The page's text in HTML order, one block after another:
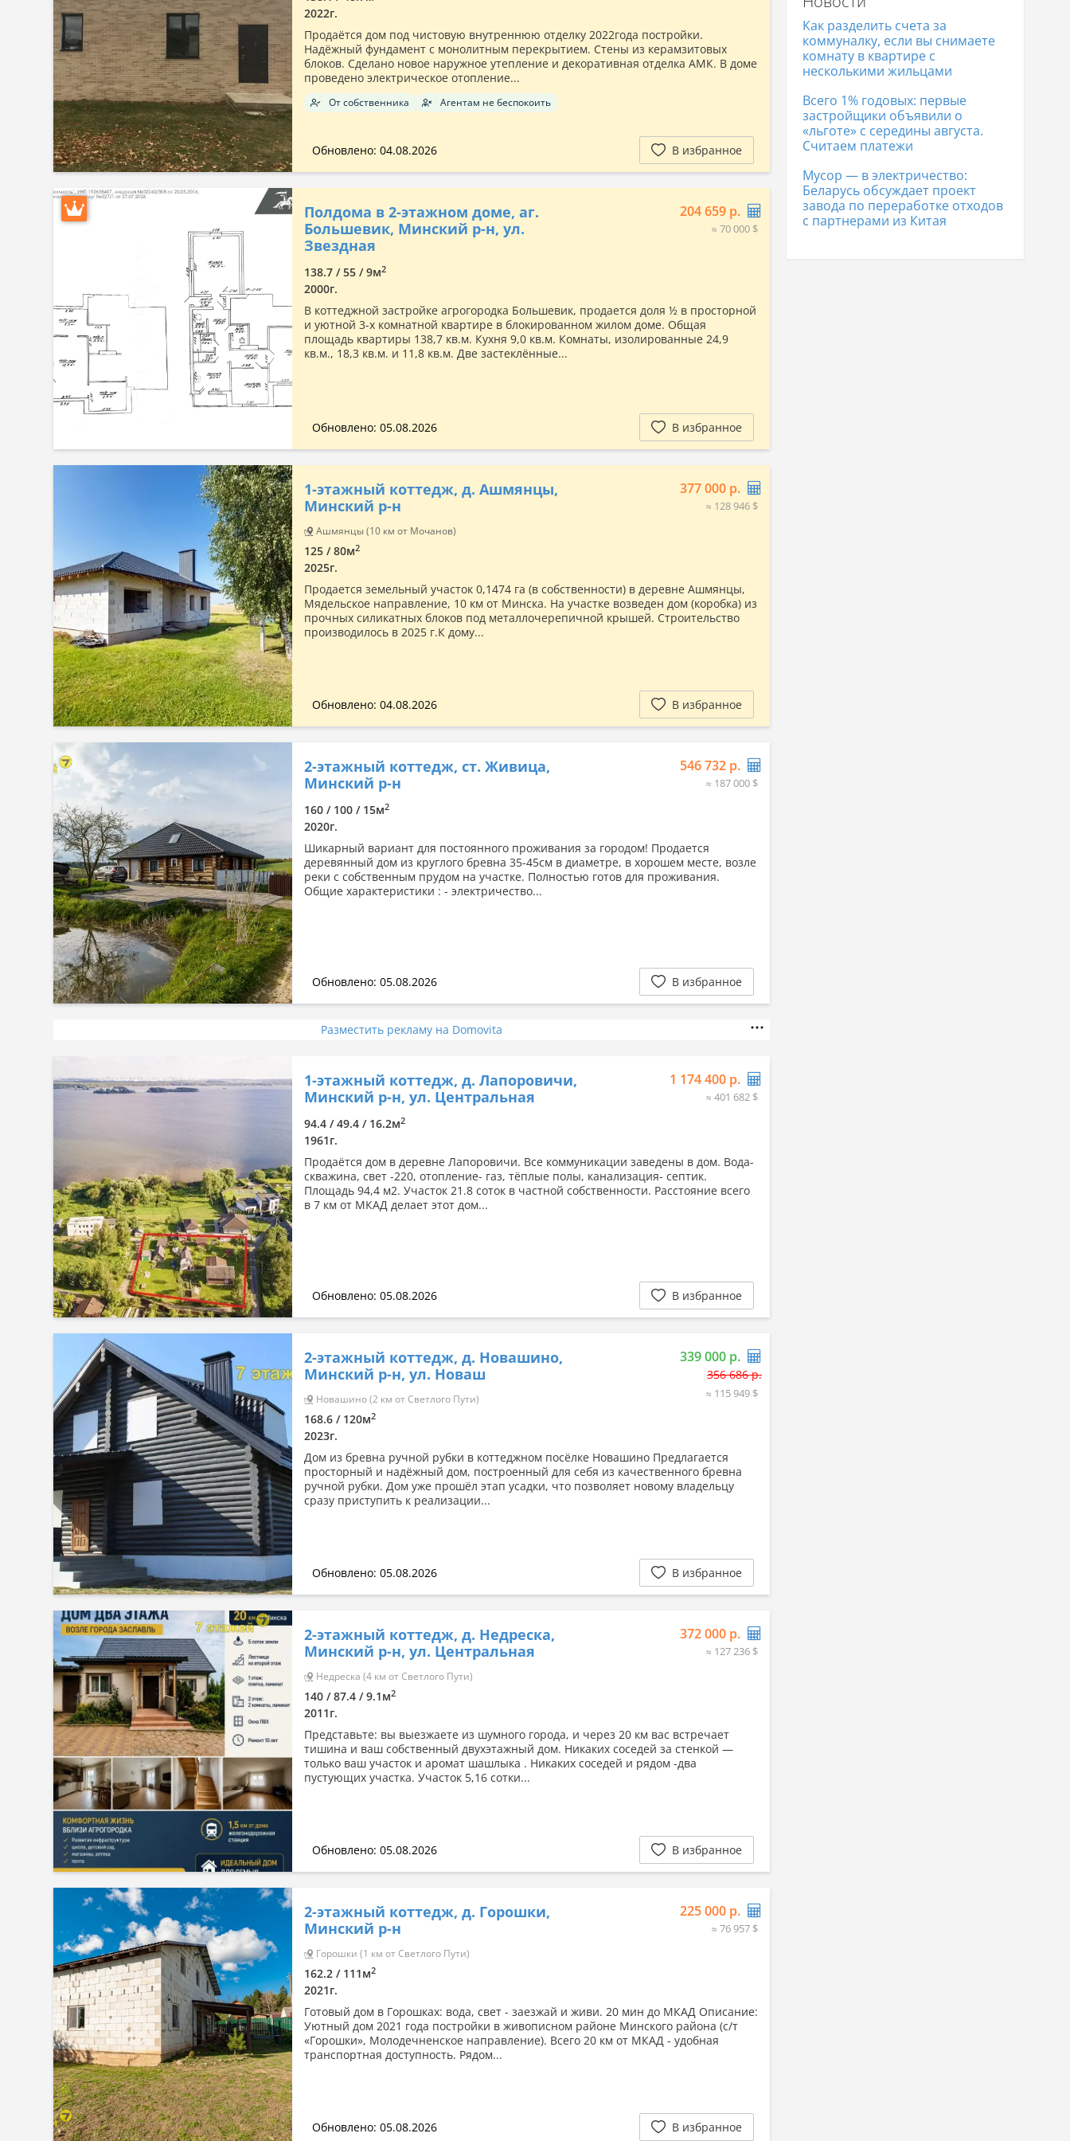
2022г.
Продаётся дом под чистовую внутреннюю отделку 2022года постройки.
Надёжный фундамент с монолитным перекрытием. Стены из керамзитовых
блоков. Сделано новое наружное утепление и декоративная отделка АМК. В доме
проведено электрическое отопление...
От собственника Агентам не беспокоить
Обновлено: 04.08.2026 В избранное
Полдома в 2-этажном доме, аг.
Большевик, Минский р-н, ул.
Звездная
204 659 р.
≈ 70 000 $
138.7 / 55 / 9м2
2000г.
В коттеджной застройке агрогородка Большевик, продается доля ½ в просторной
и уютной 3-х комнатной квартире в блокированном жилом доме. Общая
площадь квартиры 138,7 кв.м. Кухня 9,0 кв.м. Комнаты, изолированные 24,9
кв.м., 18,3 кв.м. и 11,8 кв.м. Две застеклённые...
Обновлено: 05.08.2026 В избранное
1-этажный коттедж, д. Ашмянцы,
Минский р-н
Ашмянцы (10 км от Мочанов)
377 000 р.
≈ 128 946 $
125 / 80м2
2025г.
Продается земельный участок 0,1474 га (в собственности) в деревне Ашмянцы,
Мядельское направление, 10 км от Минска. На участке возведен дом (коробка) из
прочных силикатных блоков под металлочерепичной крышей. Строительство
производилось в 2025 г.К дому...
Обновлено: 04.08.2026 В избранное
2-этажный коттедж, ст. Живица,
Минский р-н
546 732 р.
≈ 187 000 $
160 / 100 / 15м2
2020г.
Шикарный вариант для постоянного проживания за городом! Продается
деревянный дом из круглого бревна 35-45см в диаметре, в хорошем месте, возле
реки с собственным прудом на участке. Полностью готов для проживания.
Общие характеристики : - электричество...
Обновлено: 05.08.2026 В избранное
Разместить рекламу на Domovita
1-этажный коттедж, д. Лапоровичи,
Минский р-н, ул. Центральная
1 174 400 р.
≈ 401 682 $
94.4 / 49.4 / 16.2м2
1961г.
Продаётся дом в деревне Лапоровичи. Все коммуникации заведены в дом. Вода-
скважина, свет -220, отопление- газ, тёплые полы, канализация- септик.
Площадь 94,4 м2. Участок 21.8 соток в частной собственности. Расстояние всего
в 7 км от МКАД делает этот дом...
Обновлено: 05.08.2026 В избранное
2-этажный коттедж, д. Новашино,
Минский р-н, ул. Новаш
Новашино (2 км от Светлого Пути)
339 000 р.
356 686 р.
≈ 115 949 $
168.6 / 120м2
2023г.
Дом из бревна ручной рубки в коттеджном посёлке Новашино Предлагается
просторный и надёжный дом, построенный для себя из качественного бревна
ручной рубки. Дом уже прошёл этап усадки, что позволяет новому владельцу
сразу приступить к реализации...
Обновлено: 05.08.2026 В избранное
2-этажный коттедж, д. Недреска,
Минский р-н, ул. Центральная
Недреска (4 км от Светлого Пути)
372 000 р.
≈ 127 236 $
140 / 87.4 / 9.1м2
2011г.
Представьте: вы выезжаете из шумного города, и через 20 км вас встречает
тишина и ваш собственный двухэтажный дом. Никаких соседей за стенкой —
только ваш участок и аромат шашлыка . Никаких соседей и рядом -два
пустующих участка. Участок 5,16 сотки...
Обновлено: 05.08.2026 В избранное
2-этажный коттедж, д. Горошки,
Минский р-н
Горошки (1 км от Светлого Пути)
225 000 р.
≈ 76 957 $
162.2 / 111м2
2021г.
Готовый дом в Горошках: вода, свет - заезжай и живи. 20 мин до МКАД Описание:
Уютный дом 2021 года постройки в живописном районе Минского района (с/т
«Горошки», Молодечненское направление). Всего 20 км от МКАД - удобная
транспортная доступность. Рядом...
Обновлено: 05.08.2026 В избранное
Коттеджи в Полоцке
Коттеджи в Гродно
Коттеджи в Лиде
Как разделить счета за
коммуналку, если вы снимаете
комнату в квартире с
несколькими жильцами
Всего 1% годовых: первые
застройщики объявили о
«льготе» с середины августа.
Считаем платежи
Мусор — в электричество:
Беларусь обсуждает проект
завода по переработке отходов
с партнерами из Китая